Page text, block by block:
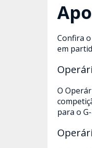
Confira
em
O
para o